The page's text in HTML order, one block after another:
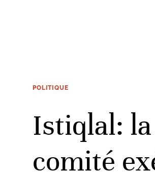
POLITIQUE
Istiqlal:
comité